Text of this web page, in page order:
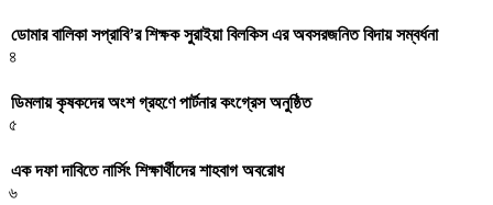
ডোমার বালিকা সপ্রাবি’র শিক্ষক সুরাইয়া বিলকিস এর অবসরজনিত বিদায় সম্বর্ধনা
৪
ডিমলায় কৃষকদের অংশ গ্রহণে পার্টনার কংগ্রেস অনুষ্ঠিত
৫
এক দফা দাবিতে নার্সিং শিক্ষার্থীদের শাহবাগ অবরোধ
৬